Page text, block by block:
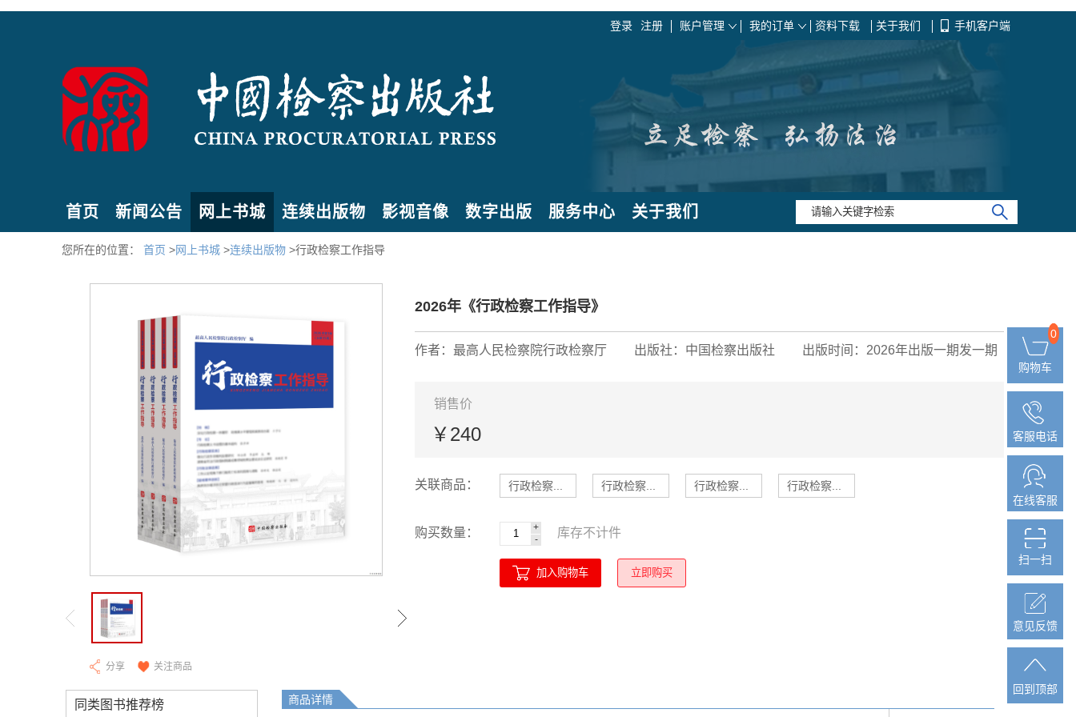
登录 注册 账户管理 我的订单 资料下载 关于我们 手机客户端
首页 新闻公告 网上书城 连续出版物 影视音像 数字出版 服务中心 关于我们
您所在的位置： 首页 >网上书城 >连续出版物 >行政检察工作指导
分享 关注商品
2026年《行政检察工作指导》
作者：最高人民检察院行政检察厅 出版社：中国检察出版社 出版时间：2026年出版一期发一期
销售价
￥240
关联商品： 行政检察... 行政检察... 行政检察... 行政检察...
购买数量：
+
-
库存不计件
加入购物车 立即购买
同类图书推荐榜 商品详情
0
购物车
客服电话
在线客服
扫一扫
意见反馈
回到顶部
0
购物车
客服电话
在线客服
扫一扫
意见反馈
回到顶部